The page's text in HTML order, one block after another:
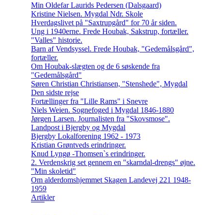
Min Oldefar Laurids Pedersen (Dalsgaard)
Kristine Nielsen. Mygdal Ndr. Skole
Hverdagslivet på "Saxtrupgård" for 70 år siden.
Ung i 1940erne. Frede Houbak, Sakstrup, fortæller.
"Valles" historie.
Barn af Vendsyssel. Frede Houbak, "Gedemålsgård",
fortæller.
Om Houbak-slægten og de 6 søskende fra
"Gedemålsgård"
Søren Christian Christiansen, "Stenshede", Mygdal
Den sidste rejse
Fortællinger fra "Lille Rams" i Snevre
Niels Weien. Sognefoged i Mygdal 1846-1880
Jørgen Larsen. Journalisten fra "Skovsmose".
Landpost i Bjergby og Mygdal
Bjergby Lokalforening 1962 - 1973
Kristian Grøntveds erindringer.
Knud Lyngø -Thomsen`s erindringer.
2. Verdenskrig set gennem en "skarndal-drengs" øjne.
"Min skoletid"
Om alderdomshjemmet Skagen Landevej 221 1948-
1959
Artikler